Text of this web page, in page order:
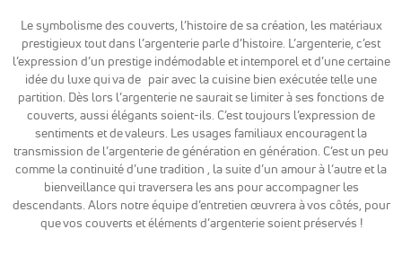
Le symbolisme des couverts, l’histoire de sa création, les matériaux
prestigieux tout dans l’argenterie parle d’histoire. L’argenterie, c’est
l’expression d’un prestige indémodable et intemporel et d’une certaine
idée du luxe qui va de pair avec la cuisine bien exécutée telle une
partition. Dès lors l’argenterie ne saurait se limiter à ses fonctions de
couverts, aussi élégants soient-ils. C’est toujours l’expression de
sentiments et de valeurs. Les usages familiaux encouragent la
transmission de l’argenterie de génération en génération. C’est un peu
comme la continuité d’une tradition , la suite d’un amour à l’autre et la
bienveillance qui traversera les ans pour accompagner les
descendants. Alors notre équipe d’entretien œuvrera à vos côtés, pour
que vos couverts et éléments d’argenterie soient préservés !
notre site et
interagissent
dessus.
Experience
Nous utilisons
Google
reCaptcha
pour la lutte
anti-spam en
renforçant la
sécurité sur